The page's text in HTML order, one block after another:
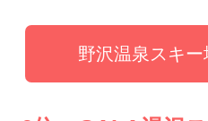
野沢温泉スキ